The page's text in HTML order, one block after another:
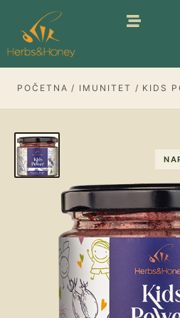
sadržaj
POČETNA / IMUNITET / KIDS